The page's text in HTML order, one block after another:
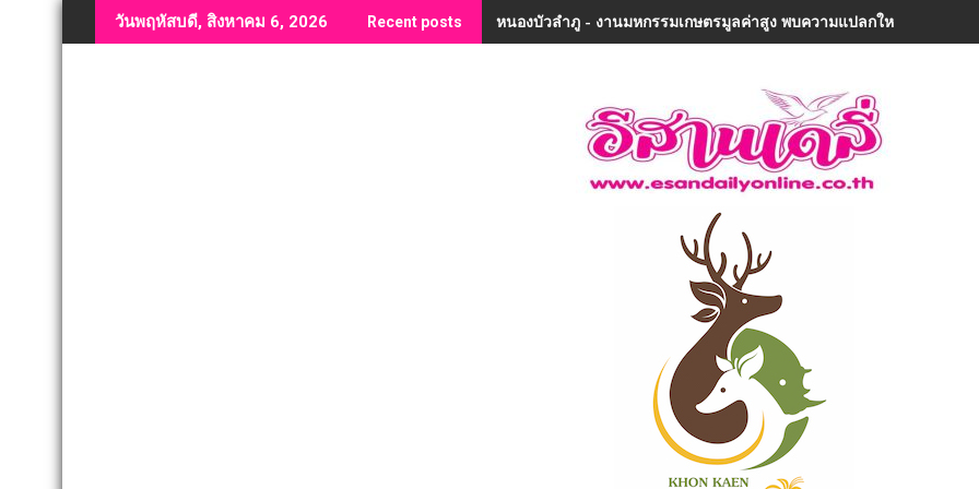
to
วันพฤหัสบดี, สิงหาคม 6, 2026 Recent posts หนองบัวลำภู - งานมหกรรมเกษตรมูลค่าสูง พบความแปลกใหม่ในรอบ
ขอนแก่น (ชมคลิป) ศาลอุทธรณ์ภาค 4 มีคำสั่งให้จัดการเลือกตั้งนายก อบ